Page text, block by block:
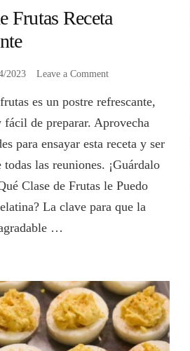
Frutas Receta
2023 Leave a Commenton
de
Sorprendente
es un postre refrescante,
de preparar. Aprovecha
para ensayar esta receta y ser
todas las reuniones. ¡Guárdalo
Clase de Frutas le Puedo
La clave para que la
…